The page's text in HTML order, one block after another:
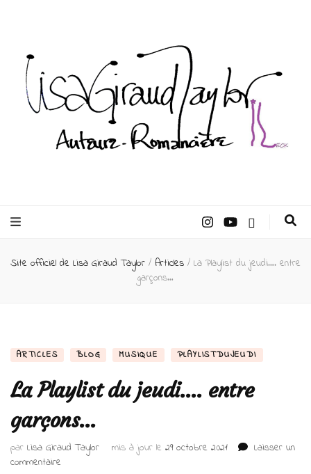
Taylor –
Auteur
Site officiel de Lisa Giraud Taylor / Articles / La Playlist du jeudi…. entre
garçons…
ARTICLES BLOG MUSIQUE PLAYLISTDUJEUDI
La Playlist du jeudi…. entre
garçons…
par Lisa Giraud Taylor mis à jour le 29 octobre 2021
Laisser un
commentaire